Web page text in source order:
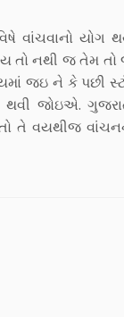
યોગ
નથી જ તેમ
જઇ ને કે પછી
થવી જોઇએ.
તે વયથીજ